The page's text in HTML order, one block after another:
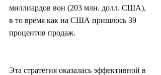
миллиардов вон (203 млн. долл. США),
в то время как на США пришлось 39
процентов продаж.
Эта стратегия оказалась эффективной в